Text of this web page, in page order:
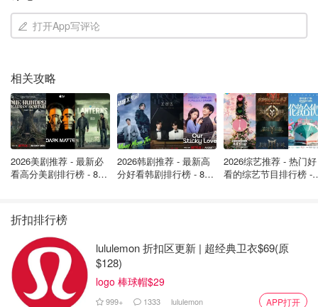
虽然目前为止，多伦多市官方表示还没接到正式投诉，但已
经注意到这些网传影片和言论。市府发言人特别强调，根据
公园法规，任何人破坏树木行为都可能被罚$300
是摘了一枝小小的花，也可能对整棵树造成长远的影响。
打开App写评论
相关攻略
2026美剧推荐 - 最新必
看高分美剧排行榜 - 8月
2026韩剧推荐 - 最新高
分好看韩剧排行榜 - 8月
2026综艺推荐 - 热门好
看的综艺节目排行榜 -
折扣排行榜
lululemon 折扣区更新 | 超经典卫衣$69(原
$128)
logo 棒球帽$29
999+ 1333 lululemon APP打开